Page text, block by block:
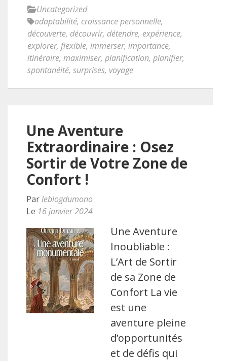
Uncategorized
adaptabilité, croissance personnelle,
découverte, découvrir, détendre, expérience,
explorer, flexible, immerser, importance,
itinéraire, maximiser, planification, planifier,
spontanéité, surprises, voyage
Une Aventure
Extraordinaire : Osez
Sortir de Votre Zone de
Confort !
Parleblogdumono
Le 16 janvier 2024
Une Aventure
Inoubliable :
L’Art de Sortir
de sa Zone de
Confort La vie
est une
aventure pleine
d’opportunités
et de défis qui